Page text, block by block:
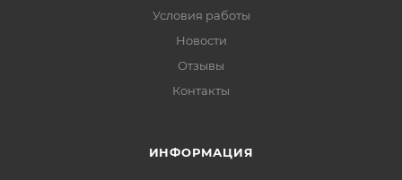
Условия работы
Новости
Отзывы
Контакты
ИНФОРМАЦИЯ